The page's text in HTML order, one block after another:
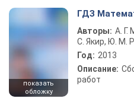
показать
обложку
ГДЗ
Авторы: А. Г.
С. Якир, Ю. М.
Год: 2013
Описание:
работ